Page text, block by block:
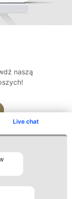
Live chat
naszą